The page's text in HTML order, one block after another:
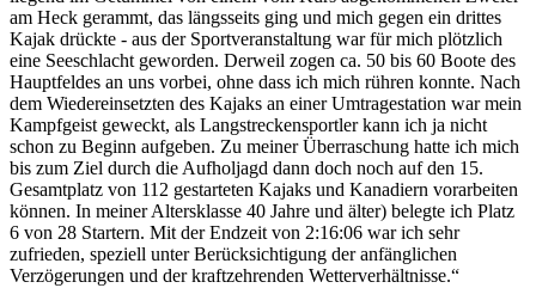
am Heck gerammt, das längsseits ging und mich gegen ein drittes
Kajak drückte - aus der Sportveranstaltung war für mich plötzlich
eine Seeschlacht geworden. Derweil zogen ca. 50 bis 60 Boote des
Hauptfeldes an uns vorbei, ohne dass ich mich rühren konnte. Nach
dem Wiedereinsetzten des Kajaks an einer Umtragestation war mein
Kampfgeist geweckt, als Langstreckensportler kann ich ja nicht
schon zu Beginn aufgeben. Zu meiner Überraschung hatte ich mich
bis zum Ziel durch die Aufholjagd dann doch noch auf den 15.
Gesamtplatz von 112 gestarteten Kajaks und Kanadiern vorarbeiten
können. In meiner Altersklasse 40 Jahre und älter) belegte ich Platz
6 von 28 Startern. Mit der Endzeit von 2:16:06 war ich sehr
zufrieden, speziell unter Berücksichtigung der anfänglichen
Verzögerungen und der kraftzehrenden Wetterverhältnisse.“